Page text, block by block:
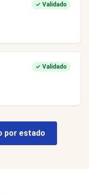
✓ Validado
✓ Validado
por estado